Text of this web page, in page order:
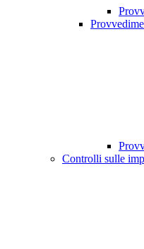
Controlli sulle